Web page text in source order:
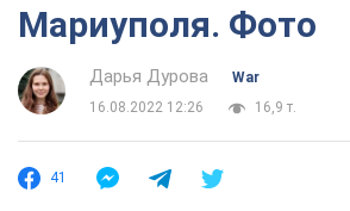
Мариуполя. Фото
Дарья Дурова
War
16.08.2022 12:26
16,9 т.
41